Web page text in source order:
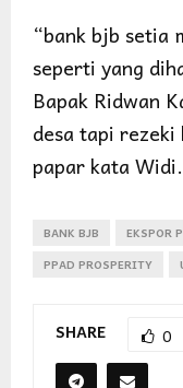
“bank bjb setia
seperti yang
Bapak Ridwan
desa tapi rezeki
papar kata
BANK BJB EKSPOR
PPAD PROSPERITY
SHARE 0